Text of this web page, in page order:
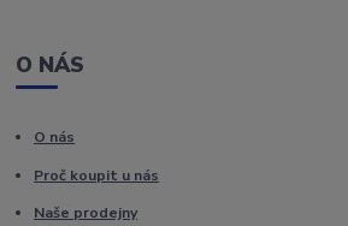
O NÁS
O nás
Proč koupit u nás
Naše prodejny